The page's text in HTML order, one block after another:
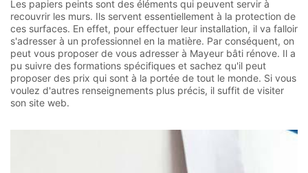
Les papiers peints sont des éléments qui peuvent servir à
recouvrir les murs. Ils servent essentiellement à la protection de
ces surfaces. En effet, pour effectuer leur installation, il va falloir
s'adresser à un professionnel en la matière. Par conséquent, on
peut vous proposer de vous adresser à Mayeur bâti rénove. Il a
pu suivre des formations spécifiques et sachez qu'il peut
proposer des prix qui sont à la portée de tout le monde. Si vous
voulez d'autres renseignements plus précis, il suffit de visiter
son site web.